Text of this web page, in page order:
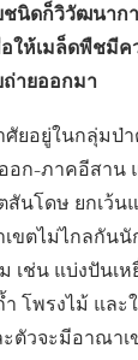
นิดก็วิวัฒนาก
ให้เมล็ดพืชมี
ายออกมา
ศัยอยู่ในกลุ่ม
อก-ภาคอีสาน
สันโดษ ยกเว้
ขตไม่ไกลกันนั
เช่น แบ่งปันเ
โพรงไม้ แล
ตัวจะมีอาณาเ